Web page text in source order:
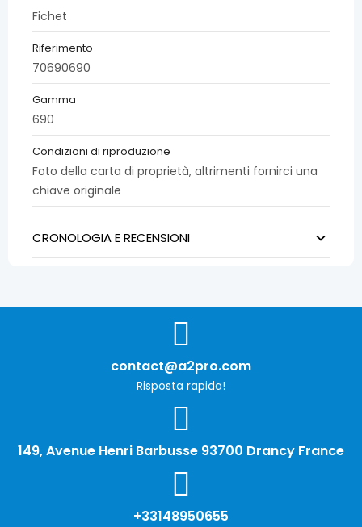
Fichet
Riferimento
70690690
Gamma
690
Condizioni di riproduzione
Foto della carta di proprietà, altrimenti fornirci una
chiave originale
CRONOLOGIA E RECENSIONI
contact@a2pro.com
Risposta rapida!
149, Avenue Henri Barbusse 93700 Drancy France
+33148950655